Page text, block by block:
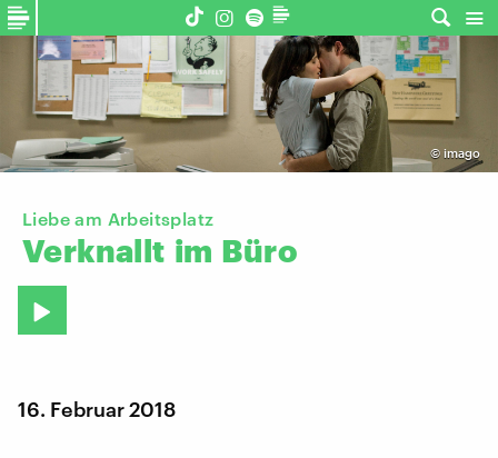
© imago
Liebe am Arbeitsplatz
Verknallt im Büro
16. Februar 2018